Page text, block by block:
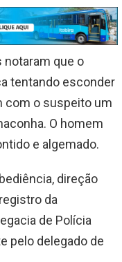
notaram que o
tentando esconder
com o suspeito um
O homem
e algemado.
direção
da
de Polícia
pelo delegado de